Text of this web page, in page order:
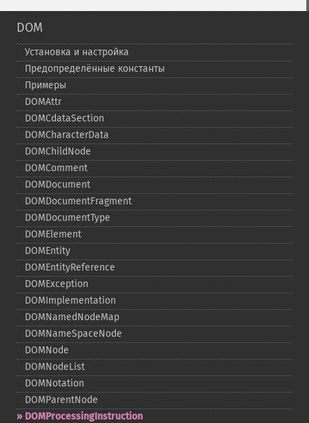
DOM
Установка и настройка
Предопределённые константы
Примеры
DOMAttr
DOMCdataSection
DOMCharacterData
DOMChildNode
DOMComment
DOMDocument
DOMDocumentFragment
DOMDocumentType
DOMElement
DOMEntity
DOMEntityReference
DOMException
DOMImplementation
DOMNamedNodeMap
DOMNameSpaceNode
DOMNode
DOMNodeList
DOMNotation
DOMParentNode
DOMProcessingInstruction